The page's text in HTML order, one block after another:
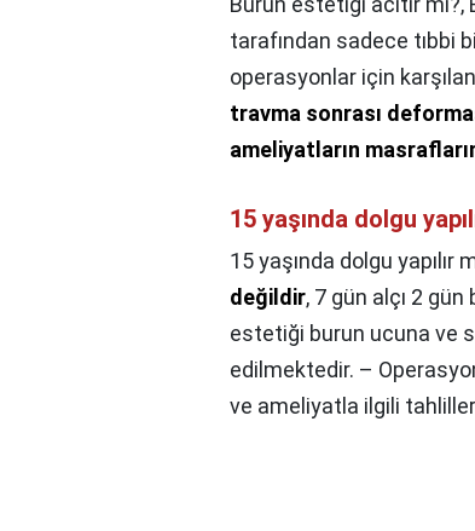
tarafından sadece tıbbi
operasyonlar için
travma sonrası
ameliyatların
15 yaşında dolgu
15 yaşında dolgu yapılır
değildir, 7 gün alçı 2
estetiği burun ucuna ve
edilmektedir. –
ve ameliyatla ilgili